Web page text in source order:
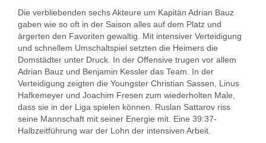
Die verbliebenden sechs Akteure um Kapitän Adrian Bauz
gaben wie so oft in der Saison alles auf dem Platz und
ärgerten den Favoriten gewaltig. Mit intensiver Verteidigung
und schnellem Umschaltspiel setzten die Heimers die
Domstädter unter Druck. In der Offensive trugen vor allem
Adrian Bauz und Benjamin Kessler das Team. In der
Verteidigung zeigten die Youngster Christian Sassen, Linus
Hafkemeyer und Joachim Fresen zum wiederholten Male,
dass sie in der Liga spielen können. Ruslan Sattarov riss
seine Mannschaft mit seiner Energie mit. Eine 39:37-
Halbzeitführung war der Lohn der intensiven Arbeit.